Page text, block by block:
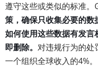
遵守这些或类似的标准。
策，确保只收集必要的
如何使用这些数据有发
即删除。 对违规行为的处
一个组织全球收入的4%。